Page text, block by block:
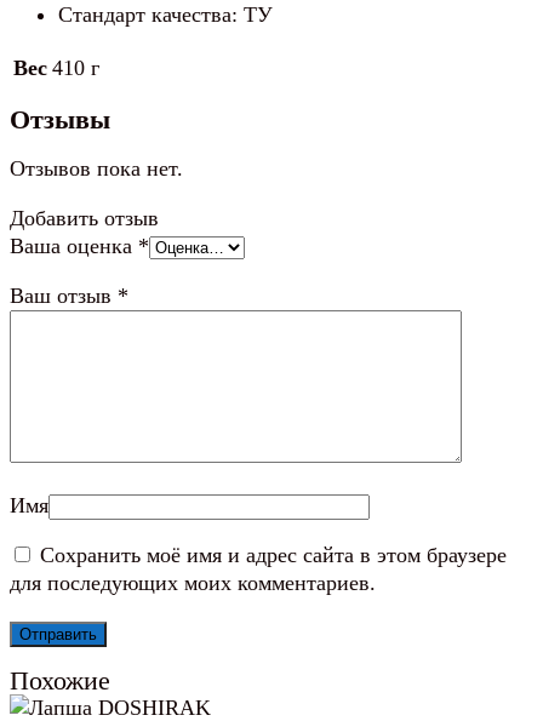
Стандарт качества: ТУ
Вес 410 г
Отзывы
Отзывов пока нет.
Добавить отзыв
Ваша оценка *
Ваш отзыв *
Имя
Сохранить моё имя и адрес сайта в этом браузере
для последующих моих комментариев.
Похожие